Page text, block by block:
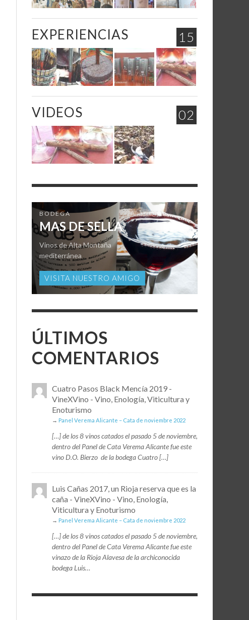
15
EXPERIENCIAS
02
VIDEOS
BODEGA
MAS DE SELLA
Vinos de Alta Montaña
mediterránea
VISITA NUESTRO AMIGO
ÚLTIMOS
COMENTARIOS
Cuatro Pasos Black Mencía 2019 -
VineXVino - Vino, Enología, Viticultura y
Enoturismo
→ Panel Verema Alicante – Cata de noviembre 2022
[…] de los 8 vinos catados el pasado 5 de noviembre,
dentro del Panel de Cata Verema Alicante fue este
vino D.O. Bierzo de la bodega Cuatro […]
Luis Cañas 2017, un Rioja reserva que es la
caña - VineXVino - Vino, Enología,
Viticultura y Enoturismo
→ Panel Verema Alicante – Cata de noviembre 2022
[…] de los 8 vinos catados el pasado 5 de noviembre,
dentro del Panel de Cata Verema Alicante fue este
vinazo de la Rioja Alavesa de la archiconocida
bodega Luis…